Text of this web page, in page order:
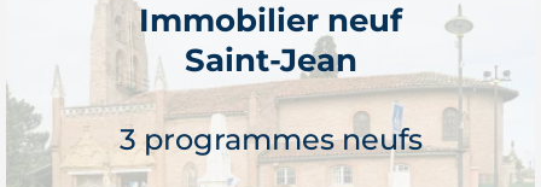
Je découvre
Immobilier neuf
Saint-Jean
3 programmes neufs